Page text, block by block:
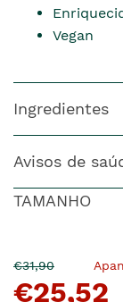
Vegan
Ingredientes
Avisos de
TAMANHO
O
pre�o
€31,90Agora
�
€25,52